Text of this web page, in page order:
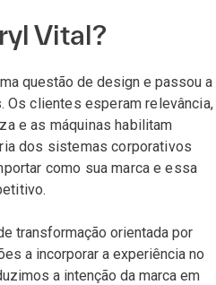
para IA. Construído para
Vital?
questão de design e passou a
Os clientes esperam relevância,
e as máquinas habilitam
dos sistemas corporativos
como sua marca e essa
transformação orientada por
a incorporar a experiência no
a intenção da marca em